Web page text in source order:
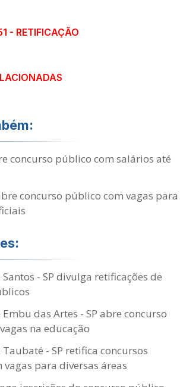
- RETIFICAÇÃO
concurso público com salários até
concurso público com vagas para
- SP divulga retificações de
das Artes - SP abre concurso
na educação
- SP retifica concursos
para diversas áreas